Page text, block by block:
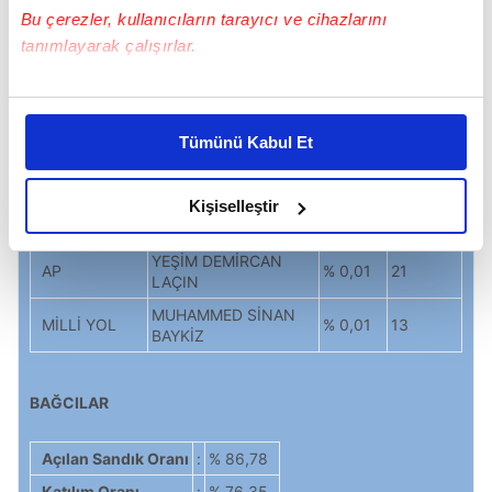
Bu çerezler, kullanıcıların tarayıcı ve cihazlarını
tanımlayarak çalışırlar.
Bu çerezlere izin vermeniz halinde sizlere özel
daha iyi reklam deneyimi yaşatabiliriz. Bunu yaparken
amacımızın size daha iyi bir reklam deneyimi sunmak
olduğunu ve sizlere en iyi içerikleri sunabilmek adına
elimizden gelen çabayı gösterdiğimizi ve bu noktada,
reklamların maliyetlerimizi karşılamak noktasında tek gelir
kalemimiz olduğunu sizlere hatırlatmak isteriz.
Her halükârda, kullanıcılar, bu çerezlere izin vermedikleri
Sizlere daha iyi bir hizmet sunabilmek için İnternet
Sitemizde kendimize ve üçüncü kişilere ait çerezler
Tümünü Kabul Et
Kişiselleştir
MUSTAFA GÜRAN % 0,06
DSP
NİHAL YÜZÜAK
PARTİSİ
MİLLET
ALİ FUAT UYANIK % 0,01 26
AP
YEŞİM DEMİRCAN
LAÇIN
% 0,01 21
MİLLİ YOL
MUHAMMED SİNAN
BAYKİZ
% 0,01 13
BAĞCILAR
Açılan Sandık Oranı : % 86,78